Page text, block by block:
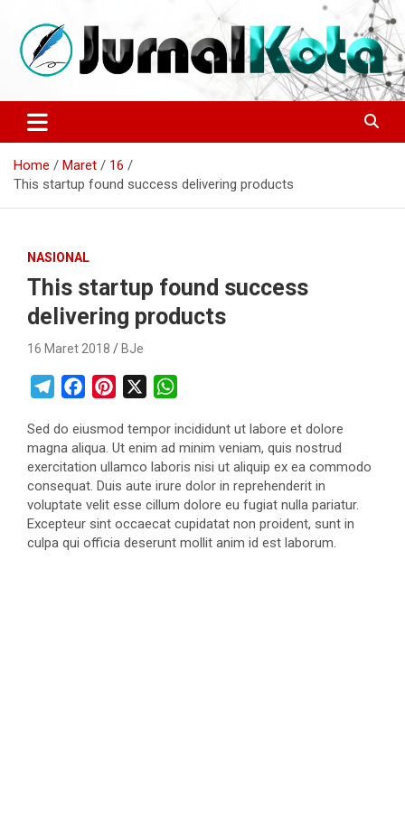
content
JURNALKOTA.NET
Sumber Berita Indonesia dan Internasional Terkini
Home Maret
16
This startup found success delivering products
NASIONAL
This startup found success
delivering products
16 Maret 2018 BJe
l
e
g
r
a
m
c
e
b
o
o
k
n
t
e
r
e
s
a
t
s
A
p
p
Sed do eiusmod tempor incididunt ut labore et dolore
magna aliqua. Ut enim ad minim veniam, quis nostrud
exercitation ullamco laboris nisi ut aliquip ex ea commodo
consequat. Duis aute irure dolor in reprehenderit in
voluptate velit esse cillum dolore eu fugiat nulla pariatur.
Excepteur sint occaecat cupidatat non proident, sunt in
culpa qui officia deserunt mollit anim id est laborum.